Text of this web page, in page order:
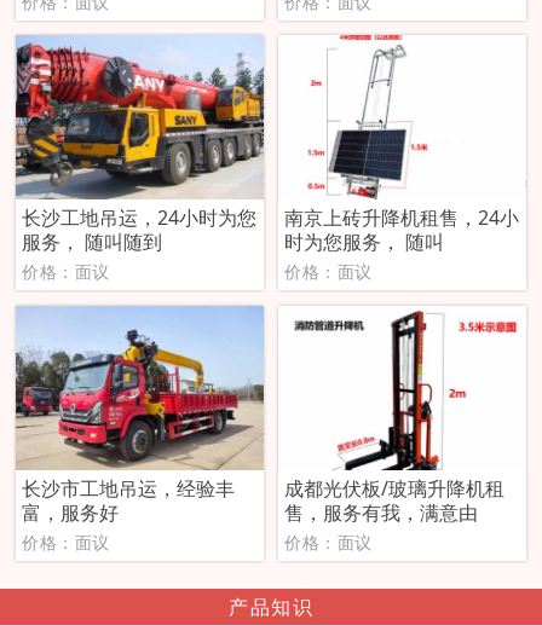
长沙工地吊运，24小时为您
服务， 随叫随到
价格：面议
南京上砖升降机租售，24小
时为您服务， 随叫
价格：面议
长沙市工地吊运，经验丰
富，服务好
价格：面议
成都光伏板/玻璃升降机租
售，服务有我，满意由
价格：面议
产品知识